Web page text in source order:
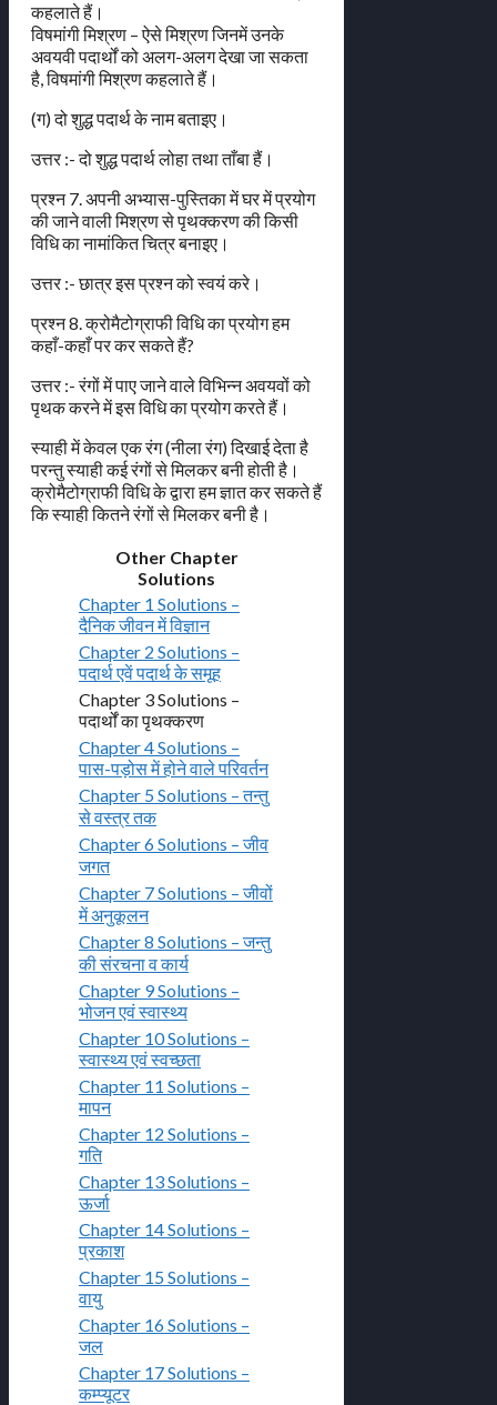
कहलाते हैं।
विषमांगी मिश्रण – ऐसे मिश्रण जिनमें उनके
अवयवी पदार्थों को अलग-अलग देखा जा सकता
है, विषमांगी मिश्रण कहलाते हैं।
(ग) दो शुद्ध पदार्थ के नाम बताइए।
उत्तर :- दो शुद्ध पदार्थ लोहा तथा ताँबा हैं।
प्रश्न 7. अपनी अभ्यास-पुस्तिका में घर में प्रयोग
की जाने वाली मिश्रण से पृथक्करण की किसी
विधि का नामांकित चित्र बनाइए।
उत्तर :- छात्र इस प्रश्न को स्वयं करे।
प्रश्न 8. क्रोमैटोग्राफी विधि का प्रयोग हम
कहाँ-कहाँ पर कर सकते हैं?
उत्तर :- रंगों में पाए जाने वाले विभिन्न अवयवों को
पृथक करने में इस विधि का प्रयोग करते हैं।
स्याही में केवल एक रंग (नीला रंग) दिखाई देता है
परन्तु स्याही कई रंगों से मिलकर बनी होती है।
क्रोमैटोग्राफी विधि के द्वारा हम ज्ञात कर सकते हैं
कि स्याही कितने रंगों से मिलकर बनी है।
Other Chapter
Solutions
Chapter 1 Solutions –
दैनिक जीवन में विज्ञान
Chapter 2 Solutions –
पदार्थ एवें पदार्थ के समूह
Chapter 3 Solutions –
पदार्थों का पृथक्करण
Chapter 4 Solutions –
पास-पड़ोस में होने वाले परिवर्तन
Chapter 5 Solutions – तन्तु
से वस्त्र तक
Chapter 6 Solutions – जीव
जगत
Chapter 7 Solutions – जीवों
में अनुकूलन
Chapter 8 Solutions – जन्तु
की संरचना व कार्य
Chapter 9 Solutions –
भोजन एवं स्वास्थ्य
Chapter 10 Solutions –
स्वास्थ्य एवं स्वच्छता
Chapter 11 Solutions –
मापन
Chapter 12 Solutions –
गति
Chapter 13 Solutions –
ऊर्जा
Chapter 14 Solutions –
प्रकाश
Chapter 15 Solutions –
वायु
Chapter 16 Solutions –
जल
Chapter 17 Solutions –
कम्प्यूटर